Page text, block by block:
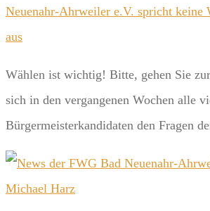
Neuenahr-Ahrweiler e.V. spricht keine
aus
Wählen ist wichtig! Bitte, gehen Sie
sich in den vergangenen Wochen alle
Bürgermeisterkandidaten den Fragen
Michael Harz